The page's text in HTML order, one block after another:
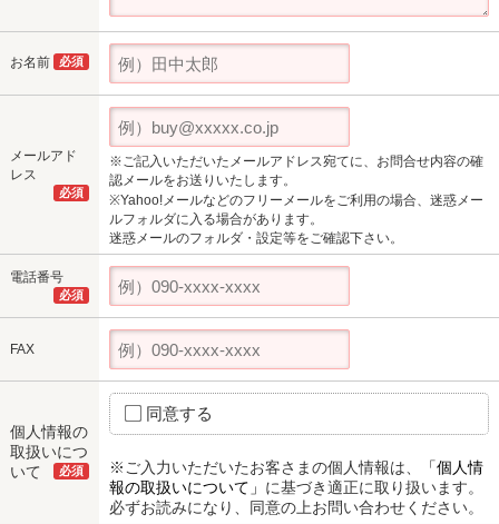
お名前 必須
メールアド
レス
必須
※ご記入いただいたメールアドレス宛てに、お問合せ内容の確
認メールをお送りいたします。
※Yahoo!メールなどのフリーメールをご利用の場合、迷惑メー
ルフォルダに入る場合があります。
迷惑メールのフォルダ・設定等をご確認下さい。
電話番号
必須
FAX
個人情報の
取扱いにつ
いて
必須
同意する
※ご入力いただいたお客さまの個人情報は、
「個人情
報の取扱いについて」 に基づき適正に取り扱います。
必ずお読みになり、同意の上お問い合わせください。